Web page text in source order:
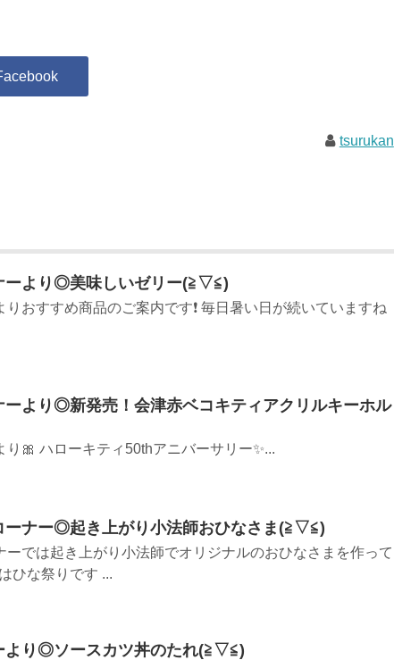
tsurukan
ーより◎美味しいゼリー(≧▽≦)
りおすすめ商品のご案内です❗ 毎日暑い日が続いていますね
より◎新発売！会津赤ベコキティアクリルキーホル
り🎀 ハローキティ50thアニバーサリー✨...
ナー◎起き上がり小法師おひなさま(≧▽≦)
ーでは起き上がり小法師でオリジナルのおひなさまを作って
ひな祭りです ...
より◎ソースカツ丼のたれ(≧▽≦)